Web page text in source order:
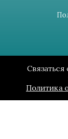
Политика